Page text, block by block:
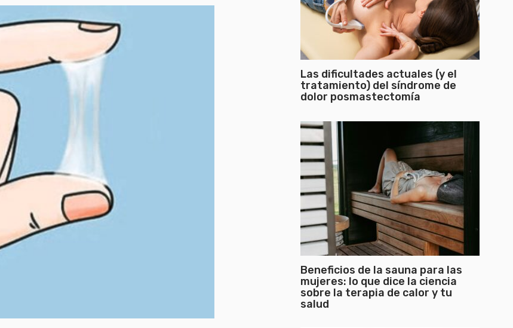
Las dificultades actuales (y el
tratamiento) del síndrome de
dolor posmastectomía
Beneficios de la sauna para las
mujeres: lo que dice la ciencia
sobre la terapia de calor y tu
salud